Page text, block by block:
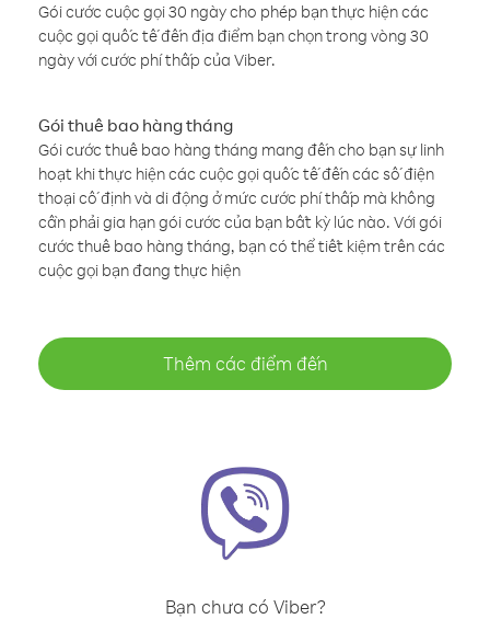
Gói cước cuộc gọi 30 ngày cho phép bạn thực hiện các
cuộc gọi quốc tế đến địa điểm bạn chọn trong vòng 30
ngày với cước phí thấp của Viber.
Gói thuê bao hàng tháng
Gói cước thuê bao hàng tháng mang đến cho bạn sự linh
hoạt khi thực hiện các cuộc gọi quốc tế đến các số điện
thoại cố định và di động ở mức cước phí thấp mà không
cần phải gia hạn gói cước của bạn bất kỳ lúc nào. Với gói
cước thuê bao hàng tháng, bạn có thể tiết kiệm trên các
cuộc gọi bạn đang thực hiện
Thêm các điểm đến
Bạn chưa có Viber?